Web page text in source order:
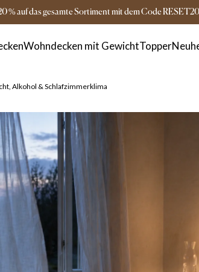
% auf das gesamte Sortiment mit dem Code RESET20
Versandkostenfrei ab 149€
Wohndecken mit GewichtTopper
Alkohol & Schlafzimmerklima